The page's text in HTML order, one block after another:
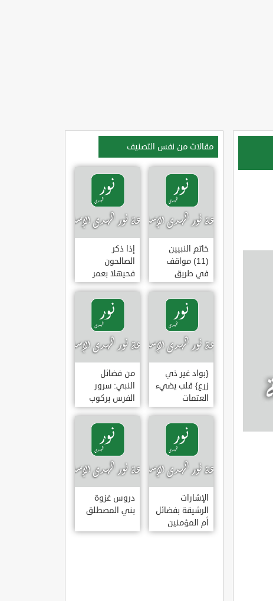
مقالات من نفس التصنيف
خاتم النبيين
(11) مواقف
في طريق
الهجرة
إذا ذكر
الصالحون
فحيهلا بعمر
(خطبة)
{بواد غير ذي
زرع} قلب يضيء
العتمات
من فضائل
النبي: سرور
الفرس بركوب
النبي وخضوع
البراق له
الإشارات
الرشيقة بفضائل
أم المؤمنين
عائشة الصديقة
دروس غزوة
بني المصطلق